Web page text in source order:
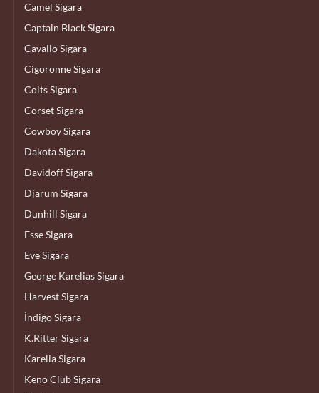
Camel Sigara
Captain Black Sigara
Cavallo Sigara
Cigoronne Sigara
Colts Sigara
Corset Sigara
Cowboy Sigara
Dakota Sigara
Davidoff Sigara
Djarum Sigara
Dunhill Sigara
Esse Sigara
Eve Sigara
George Karelias Sigara
Harvest Sigara
İndigo Sigara
K.Ritter Sigara
Karelia Sigara
Keno Club Sigara